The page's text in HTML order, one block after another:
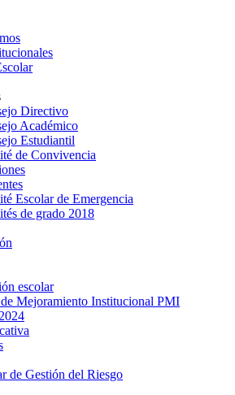
Directivo
Académico
Estudiantil
de Convivencia
Escolar de Emergencia
de grado 2018
escolar
Mejoramiento Institucional PMI
de Gestión del Riesgo